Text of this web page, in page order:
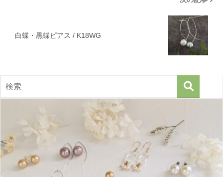
白蝶・黒蝶ピアス / K18WG